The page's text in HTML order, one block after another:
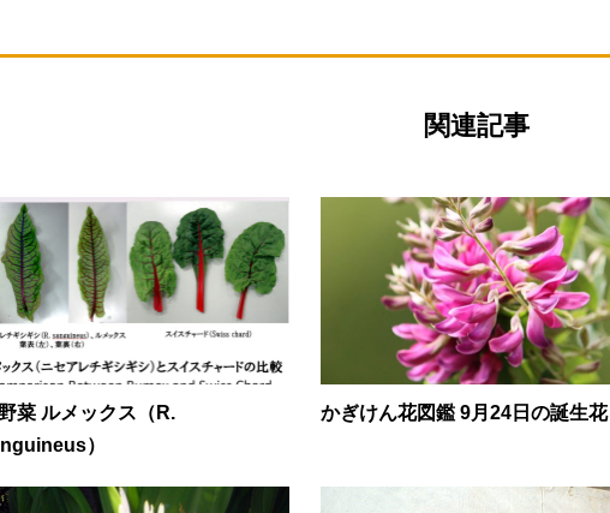
関連記事
菜 ルメックス（R.
）
かぎけん花図鑑 9月24日の誕生花